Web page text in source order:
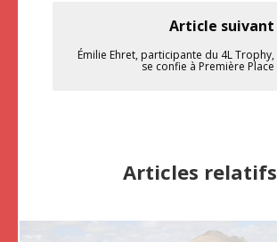
Article suivant
Émilie Ehret, participante du 4L Trophy,
se confie à Première Place
Articles relatifs